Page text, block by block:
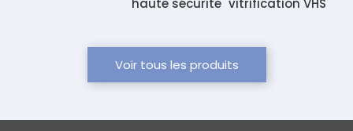
Voir tous les produits